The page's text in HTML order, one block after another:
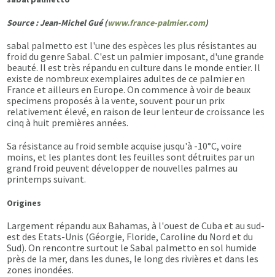
Source : Jean-Michel Gué (www.france-palmier.com)
sabal palmetto est l'une des espèces les plus résistantes au
froid du genre Sabal. C'est un palmier imposant, d'une grande
beauté. Il est très répandu en culture dans le monde entier. Il
existe de nombreux exemplaires adultes de ce palmier en
France et ailleurs en Europe. On commence à voir de beaux
specimens proposés à la vente, souvent pour un prix
relativement élevé, en raison de leur lenteur de croissance les
cinq à huit premières années.
Sa résistance au froid semble acquise jusqu'à -10°C, voire
moins, et les plantes dont les feuilles sont détruites par un
grand froid peuvent développer de nouvelles palmes au
printemps suivant.
Origines
Largement répandu aux Bahamas, à l'ouest de Cuba et au sud-
est des Etats-Unis (Géorgie, Floride, Caroline du Nord et du
Sud). On rencontre surtout le Sabal palmetto en sol humide
près de la mer, dans les dunes, le long des rivières et dans les
zones inondées.